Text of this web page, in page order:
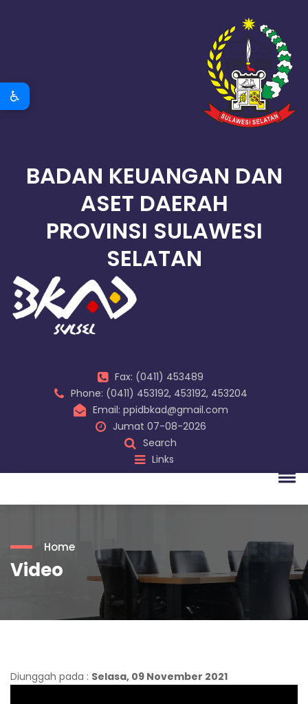
♿
BADAN KEUANGAN DAN
ASET DAERAH
PROVINSI SULAWESI
SELATAN
Fax: (0411) 453489
Phone: (0411) 453192, 453192, 453204
Email: ppidbkad@gmail.com
Jumat 07-08-2026
Search
Links
Home
Video
Diunggah pada : Selasa, 09 November 2021